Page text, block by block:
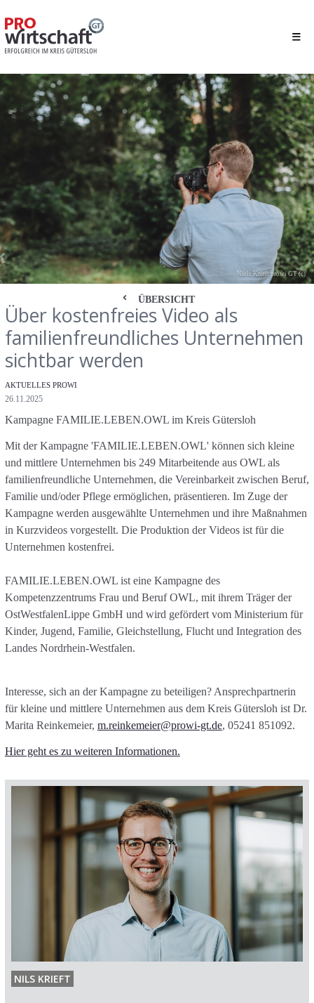
Niels Krieft prowi GT (c)
ÜBERSICHT
Über kostenfreies Video als
familienfreundliches Unternehmen
sichtbar werden
Kategorien
AKTUELLES PROWI
Veröffentlichungsdatum
26.11.2025
Kampagne FAMILIE.LEBEN.OWL im Kreis Gütersloh
Mit der Kampagne 'FAMILIE.LEBEN.OWL' können sich kleine
und mittlere Unternehmen bis 249 Mitarbeitende aus OWL als
familienfreundliche Unternehmen, die Vereinbarkeit zwischen Beruf,
Familie und/oder Pflege ermöglichen, präsentieren. Im Zuge der
Kampagne werden ausgewählte Unternehmen und ihre Maßnahmen
in Kurzvideos vorgestellt. Die Produktion der Videos ist für die
Unternehmen kostenfrei.
FAMILIE.LEBEN.OWL ist eine Kampagne des
Kompetenzzentrums Frau und Beruf OWL, mit ihrem Träger der
OstWestfalenLippe GmbH und wird gefördert vom Ministerium für
Kinder, Jugend, Familie, Gleichstellung, Flucht und Integration des
Landes Nordrhein-Westfalen.
Interesse, sich an der Kampagne zu beteiligen? Ansprechpartnerin
für kleine und mittlere Unternehmen aus dem Kreis Gütersloh ist Dr.
Marita Reinkemeier, m.reinkemeier@prowi-gt.de, 05241 851092.
Hier geht es zu weiteren Informationen.
NILS KRIEFT